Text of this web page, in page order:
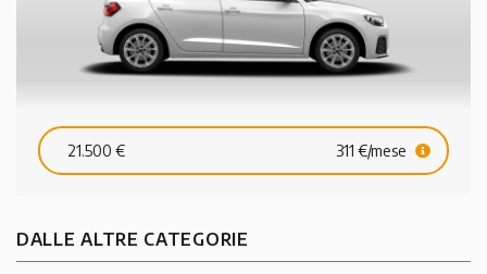
21.500 € 311 €/mese
DALLE ALTRE CATEGORIE